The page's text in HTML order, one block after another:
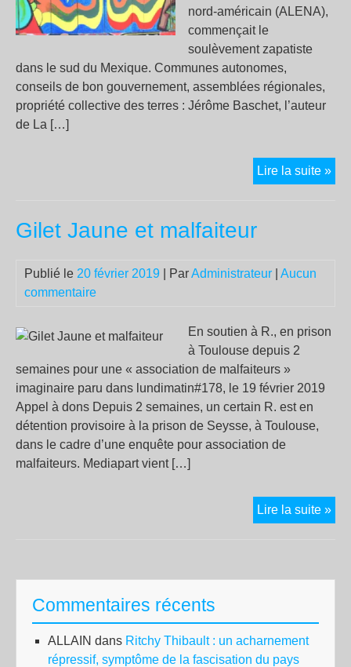
nord-américain (ALENA),
commençait le
soulèvement zapatiste
dans le sud du Mexique. Communes autonomes,
conseils de bon gouvernement, assemblées régionales,
propriété collective des terres : Jérôme Baschet, l’auteur
de La […]
Lire la suite »25
ans
Gilet Jaune et malfaiteur
Publié le 20 février 2019 | ParAdministrateur
Aucun
commentaire
En soutien à R., en prison
à Toulouse depuis 2
semaines pour une « association de malfaiteurs »
imaginaire paru dans lundimatin#178, le 19 février 2019
Appel à dons Depuis 2 semaines, un certain R. est en
détention provisoire à la prison de Seysse, à Toulouse,
dans le cadre d’une enquête pour association de
malfaiteurs. Mediapart vient […]
Lire la suite »
Commentaires récents
ALLAIN dans Ritchy Thibault : un acharnement
répressif, symptôme de la fascisation du pays